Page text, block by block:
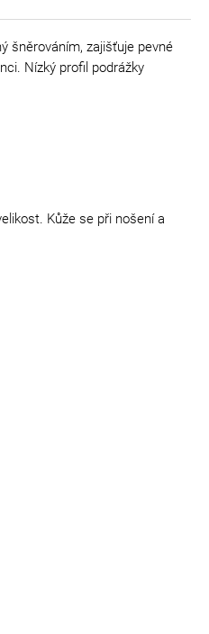
šněrováním, zajišťuje pevné
Nízký profil podrážky
Kůže se při nošení a